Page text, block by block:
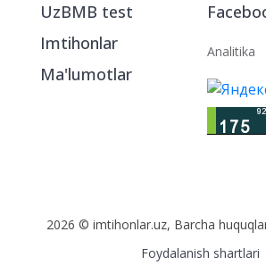
UzBMB test
Imtihonlar
Ma'lumotlar
Analitika
2026 © imtihonlar.uz, Barcha
Foydalanish shartlari